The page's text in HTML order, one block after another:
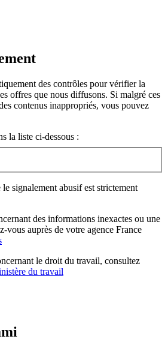
des contrôles pour vérifier la
offres que nous diffusons. Si malgré ces
contenus inappropriés, vous pouvez
la liste ci-dessous :
signalement abusif est strictement
des informations inexactes ou une
vous auprès de votre agence France
le droit du travail, consultez
du travail